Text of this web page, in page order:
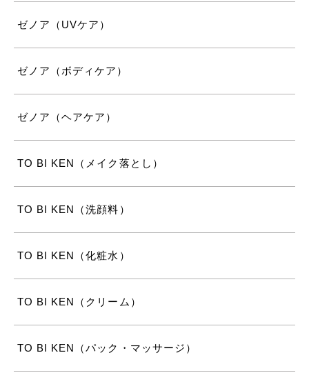
ゼノア（UVケア）
ゼノア（ボディケア）
ゼノア（ヘアケア）
TO BI KEN（メイク落とし）
TO BI KEN（洗顔料）
TO BI KEN（化粧水）
TO BI KEN（クリーム）
TO BI KEN（パック・マッサージ）